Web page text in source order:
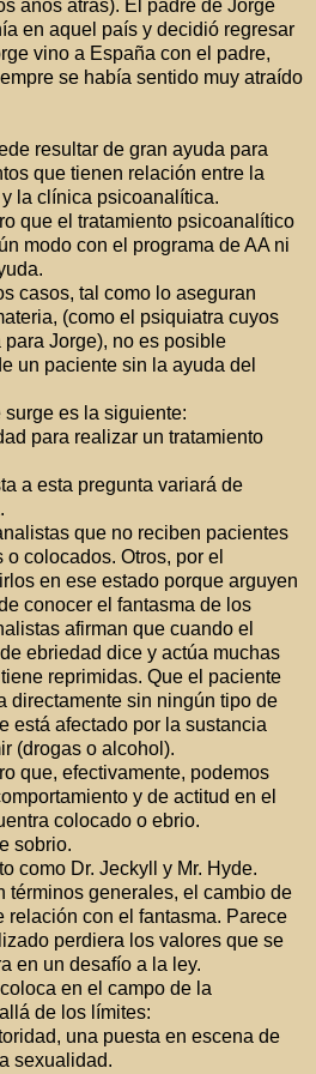
años atrás). El padre de Jorge
en aquel país y decidió regresar
vino a España con el padre,
se había sentido muy atraído
resultar de gran ayuda para
que tienen relación entre la
la clínica psicoanalítica.
que el tratamiento psicoanalítico
modo con el programa de AA ni
casos, tal como lo aseguran
(como el psiquiatra cuyos
para Jorge), no es posible
un paciente sin la ayuda del
surge es la siguiente:
para realizar un tratamiento
a esta pregunta variará de
que no reciben pacientes
colocados. Otros, por el
en ese estado porque arguyen
conocer el fantasma de los
afirman que cuando el
ebriedad dice y actúa muchas
reprimidas. Que el paciente
directamente sin ningún tipo de
está afectado por la sustancia
(drogas o alcohol).
que, efectivamente, podemos
y de actitud en el
colocado o ebrio.
sobrio.
como Dr. Jeckyll y Mr. Hyde.
términos generales, el cambio de
relación con el fantasma. Parece
perdiera los valores que se
en un desafío a la ley.
en el campo de la
de los límites:
una puesta en escena de
sexualidad.